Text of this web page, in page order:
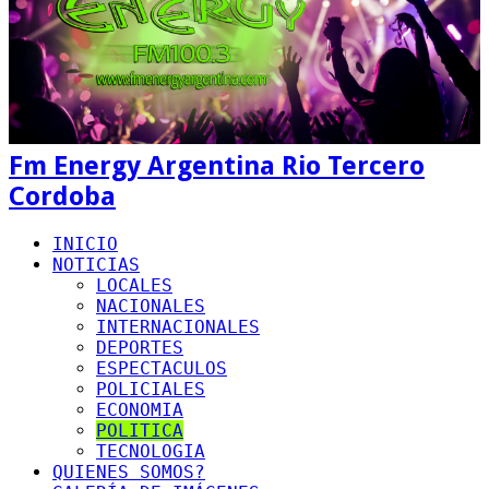
Fm Energy Argentina Rio Tercero
Cordoba
INICIO
NOTICIAS
LOCALES
NACIONALES
INTERNACIONALES
DEPORTES
ESPECTACULOS
POLICIALES
ECONOMIA
POLITICA
TECNOLOGIA
QUIENES SOMOS?